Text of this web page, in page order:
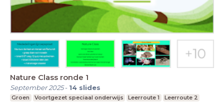
Nature Class ronde 1
September 2025- 14 slides
Groen Voortgezet speciaal onderwijs Leerroute 1 Leerroute 2